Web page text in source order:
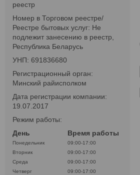
реестр
Номер в Торговом реестре/
Реестре бытовых услуг: Не
подлежит занесению в реестр,
Республика Беларусь
УНП: 691836680
Регистрационный орган:
Минский райисполком
Дата регистрации компании:
19.07.2017
Режим работы:
День
Время работы
Понедельник
09:00-17:00
Вторник
09:00-17:00
Среда
09:00-17:00
Четверг
09:00-17:00